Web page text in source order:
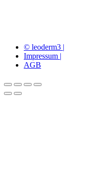
© leoderm3 |
Impressum |
AGB